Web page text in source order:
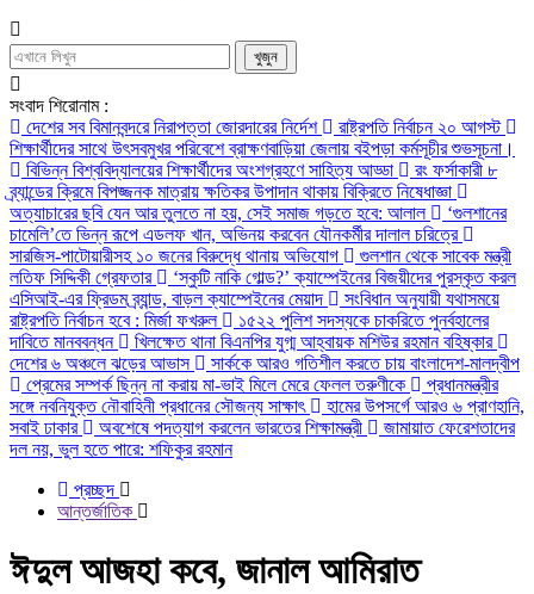
সংবাদ শিরোনাম :
দেশের সব বিমানবন্দরে নিরাপত্তা জোরদারের নির্দেশ
রাষ্ট্রপতি নির্বাচন ২০ আগস্ট
শিক্ষার্থীদের সাথে উৎসবমুখর পরিবেশে ব্রাক্ষণবাড়িয়া জেলায় বইপড়া কর্মসূচীর শুভসূচনা।
বিভিন্ন বিশ্ববিদ্যালয়ের শিক্ষার্থীদের অংশগ্রহণে সাহিত্য আড্ডা
রং ফর্সাকারী ৮
ব্র্যান্ডের ক্রিমে বিপজ্জনক মাত্রায় ক্ষতিকর উপাদান থাকায় বিক্রিতে নিষেধাজ্ঞা
অত্যাচারের ছবি যেন আর তুলতে না হয়, সেই সমাজ গড়তে হবে: আলাল
‘গুলশানের
চামেলি’তে ভিন্ন রূপে এডলফ খান, অভিনয় করবেন যৌনকর্মীর দালাল চরিত্রে
সারজিস-পাটোয়ারীসহ ১০ জনের বিরুদ্ধে থানায় অভিযোগ
গুলশান থেকে সাবেক মন্ত্রী
লতিফ সিদ্দিকী গ্রেফতার
‘স্কুটি নাকি গোল্ড?’ ক্যাম্পেইনের বিজয়ীদের পুরস্কৃত করল
এসিআই-এর ফ্রিডম ব্র্যান্ড, বাড়ল ক্যাম্পেইনের মেয়াদ
সংবিধান অনুযায়ী যথাসময়ে
রাষ্ট্রপতি নির্বাচন হবে : মির্জা ফখরুল
১৫২২ পুলিশ সদস্যকে চাকরিতে পুনর্বহালের
দাবিতে মানববন্ধন
খিলক্ষেত থানা বিএনপির যুগ্ম আহ্বায়ক মশিউর রহমান বহিষ্কার
দেশের ৬ অঞ্চলে ঝড়ের আভাস
সার্ককে আরও গতিশীল করতে চায় বাংলাদেশ-মালদ্বীপ
প্রেমের সম্পর্ক ছিন্ন না করায় মা-ভাই মিলে মেরে ফেলল তরুণীকে
প্রধানমন্ত্রীর
সঙ্গে নবনিযুক্ত নৌবাহিনী প্রধানের সৌজন্য সাক্ষাৎ
হামের উপসর্গে আরও ৬ প্রাণহানি,
সবাই ঢাকার
অবশেষে পদত্যাগ করলেন ভারতের শিক্ষামন্ত্রী
জামায়াত ফেরেশতাদের
দল নয়, ভুল হতে পারে: শফিকুর রহমান
প্রচ্ছদ
আন্তর্জাতিক
ঈদুল আজহা কবে, জানাল আমিরাত